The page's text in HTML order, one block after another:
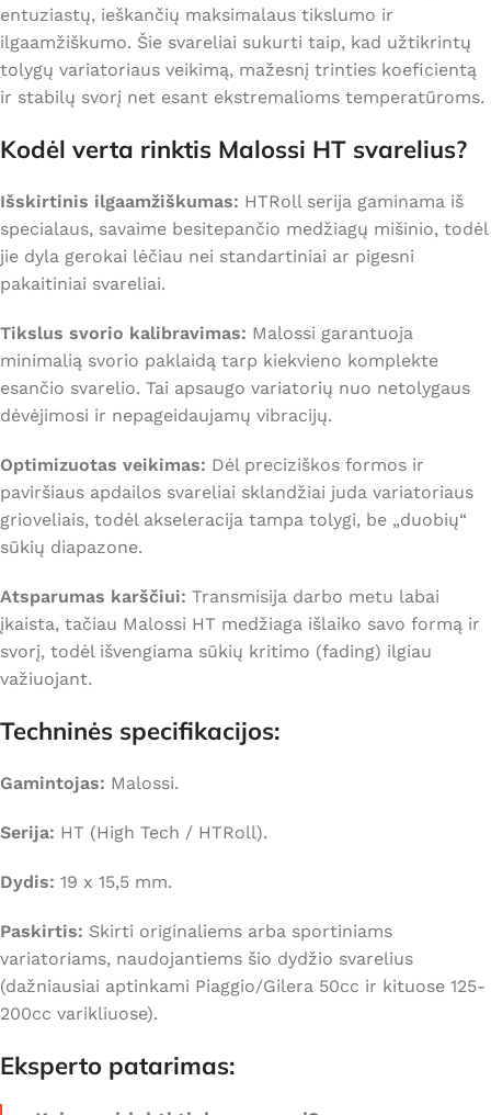
entuziastų, ieškančių maksimalaus tikslumo ir
ilgaamžiškumo. Šie svareliai sukurti taip, kad užtikrintų
tolygų variatoriaus veikimą, mažesnį trinties koeficientą
ir stabilų svorį net esant ekstremalioms temperatūroms.
Kodėl verta rinktis Malossi HT svarelius?
Išskirtinis ilgaamžiškumas: HTRoll serija gaminama iš
specialaus, savaime besitepančio medžiagų mišinio, todėl
jie dyla gerokai lėčiau nei standartiniai ar pigesni
pakaitiniai svareliai.
Tikslus svorio kalibravimas: Malossi garantuoja
minimalią svorio paklaidą tarp kiekvieno komplekte
esančio svarelio. Tai apsaugo variatorių nuo netolygaus
dėvėjimosi ir nepageidaujamų vibracijų.
Optimizuotas veikimas: Dėl preciziškos formos ir
paviršiaus apdailos svareliai sklandžiai juda variatoriaus
grioveliais, todėl akseleracija tampa tolygi, be „duobių“
sūkių diapazone.
Atsparumas karščiui: Transmisija darbo metu labai
įkaista, tačiau Malossi HT medžiaga išlaiko savo formą ir
svorį, todėl išvengiama sūkių kritimo (fading) ilgiau
važiuojant.
Techninės specifikacijos:
Gamintojas: Malossi.
Serija: HT (High Tech / HTRoll).
Dydis: 19 x 15,5 mm.
Paskirtis: Skirti originaliems arba sportiniams
variatoriams, naudojantiems šio dydžio svarelius
(dažniausiai aptinkami Piaggio/Gilera 50cc ir kituose 125-
200cc varikliuose).
Eksperto patarimas: